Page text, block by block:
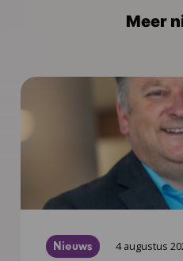
Meer
Nieuws 4 augustus